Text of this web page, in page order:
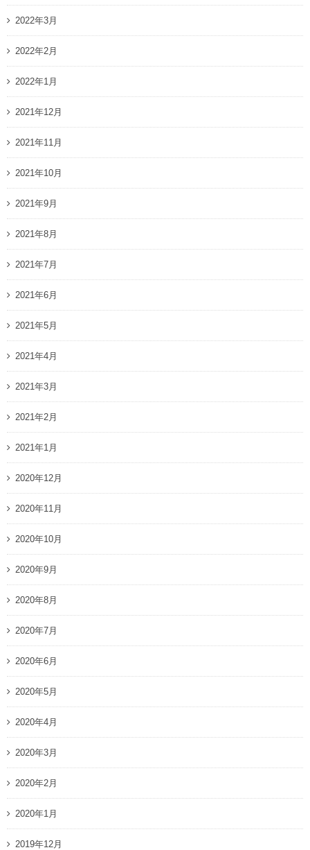
2022年3月
2022年2月
2022年1月
2021年12月
2021年11月
2021年10月
2021年9月
2021年8月
2021年7月
2021年6月
2021年5月
2021年4月
2021年3月
2021年2月
2021年1月
2020年12月
2020年11月
2020年10月
2020年9月
2020年8月
2020年7月
2020年6月
2020年5月
2020年4月
2020年3月
2020年2月
2020年1月
2019年12月